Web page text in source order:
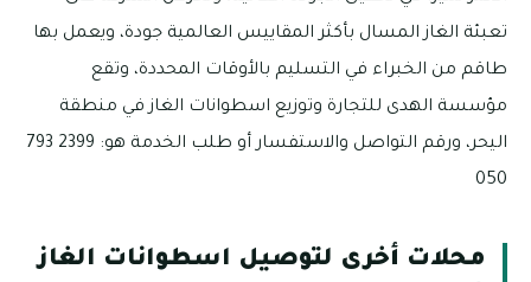
تعبئة الغاز المسال بأكثر المقاييس العالمية جودة، ويعمل بها
طاقم من الخبراء في التسليم بالأوقات المحددة، وتقع
مؤسسة الهدى للتجارة وتوزيع اسطوانات الغاز في منطقة
اليحر، ورقم التواصل والاستفسار أو طلب الخدمة هو: 2399 793
050
محلات أخرى لتوصيل اسطوانات الغاز